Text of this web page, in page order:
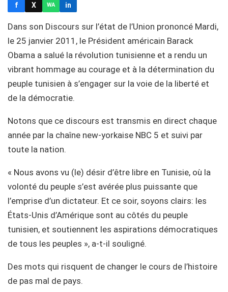
f X WA in
Dans son Discours sur l’état de l’Union prononcé Mardi,
le 25 janvier 2011, le Président américain Barack
Obama a salué la révolution tunisienne et a rendu un
vibrant hommage au courage et à la détermination du
peuple tunisien à s’engager sur la voie de la liberté et
de la démocratie.
Notons que ce discours est transmis en direct chaque
année par la chaîne new-yorkaise NBC 5 et suivi par
toute la nation.
« Nous avons vu (le) désir d’être libre en Tunisie, où la
volonté du peuple s’est avérée plus puissante que
l’emprise d’un dictateur. Et ce soir, soyons clairs: les
États-Unis d’Amérique sont au côtés du peuple
tunisien, et soutiennent les aspirations démocratiques
de tous les peuples », a-t-il souligné.
Des mots qui risquent de changer le cours de l’histoire
de pas mal de pays.